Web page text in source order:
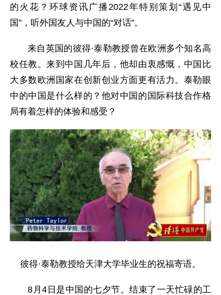
的火花？环球资讯广播2022年特别策划“遇见中
国”，听外国友人与中国的“对话”。
来自英国的彼得·泰勒教授曾在欧洲多个知名高
校任教。来到中国几年后，他却由衷感慨，中国比
大多数欧洲国家在创新创业方面更有活力。泰勒眼
中的中国是什么样的？他对中国的国际科技合作格
局有着怎样的体验和感受？
彼得·泰勒教授给天津大学毕业生的祝福寄语。
8月4日是中国的七夕节。结束了一天忙碌的工